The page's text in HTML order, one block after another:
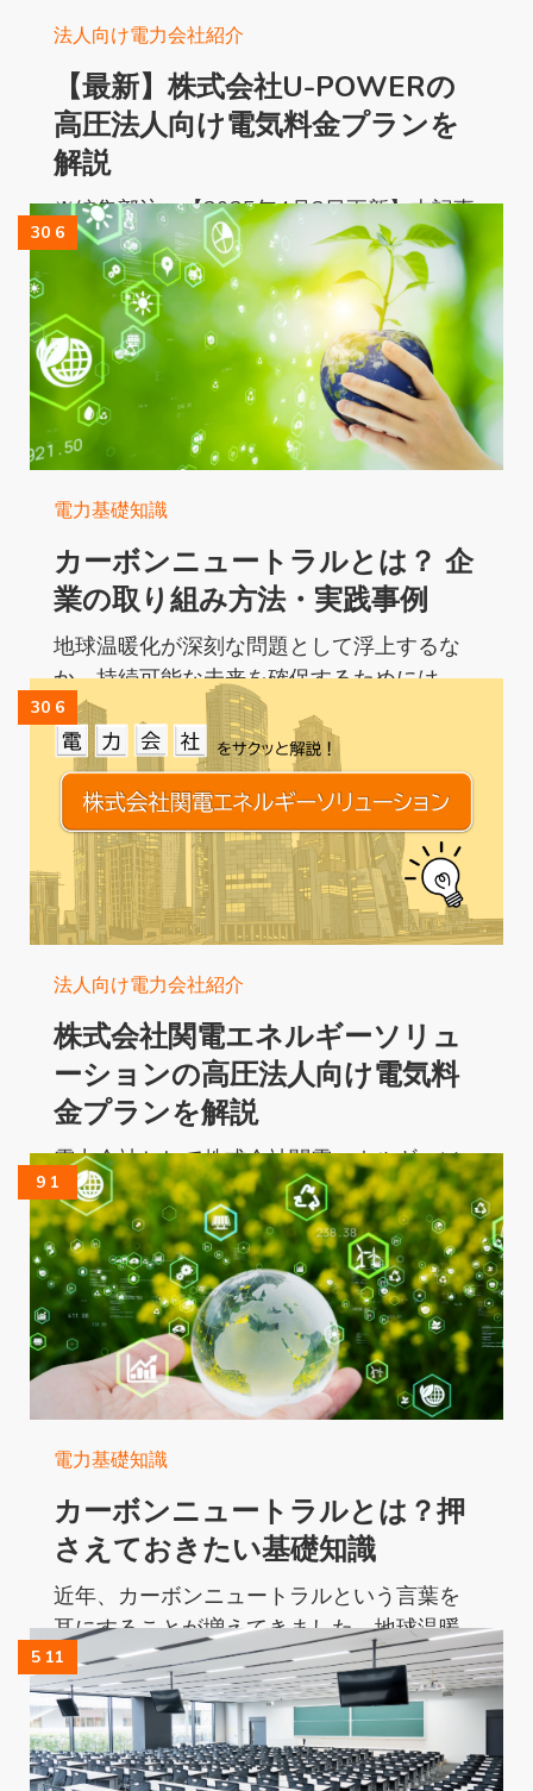
法人向け電力会社紹介
【最新】株式会社U-POWERの
高圧法人向け電気料金プランを
解説
※編集部注：【2025年4月2日更新】本記事
は、最新の情報をもとに内容を一部修正し
ました。...
Read More...
電力基礎知識
カーボンニュートラルとは？ 企
業の取り組み方法・実践事例
地球温暖化が深刻な問題として浮上するな
か、持続可能な未来を確保するためには、
カーボンニュートラルの概念がますます重
要となっています。 ...
Read More...
30 6
法人向け電力会社紹介
株式会社関電エネルギーソリュ
ーションの高圧法人向け電気料
金プランを解説
電力会社として株式会社関電エネルギーソ
リューションが提供する法人向けの電気販
売サービスについて、高圧電力を中心に解
説します。
Read More...
30 6
電力基礎知識
カーボンニュートラルとは？押
さえておきたい基礎知識
近年、カーボンニュートラルという言葉を
耳にすることが増えてきました。地球温暖
化の進行を止めるため、世界中で進められ
ている取り組みがカーボンニュートラルで
す。...
Read More...
9 1
5 11